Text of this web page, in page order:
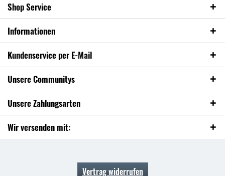
Shop Service
Informationen
Kundenservice per E-Mail
Unsere Communitys
Unsere Zahlungsarten
Wir versenden mit:
Vertrag widerrufen